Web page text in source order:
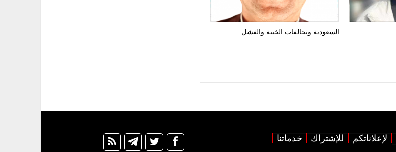
السعودية وتحالفات الخيبة والفشل
لإعلاناتكم للإشتراك
خدماتنا